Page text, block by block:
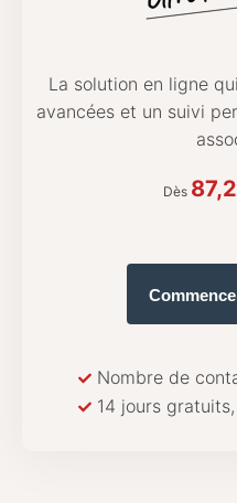
La solution en ligne
avancées et un suivi
Dès
Nombre de
14 jours